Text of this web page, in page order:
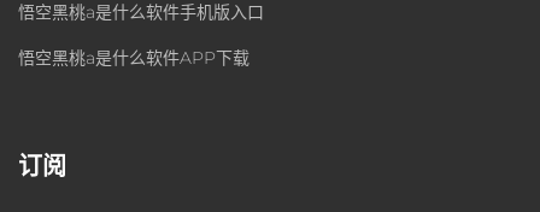
悟空黑桃a是什么软件手机版入口
悟空黑桃a是什么软件APP下载
订阅